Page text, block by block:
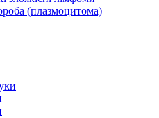
(плазмоцитома)